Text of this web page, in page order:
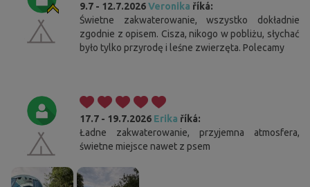
9.7 - 12.7.2026Veronika říká:
Świetne zakwaterowanie, wszystko dokładnie
zgodnie z opisem. Cisza, nikogo w pobliżu, słychać
było tylko przyrodę i leśne zwierzęta. Polecamy
17.7 - 19.7.2026 Erika říká:
Ładne zakwaterowanie, przyjemna atmosfera,
świetne miejsce nawet z psem